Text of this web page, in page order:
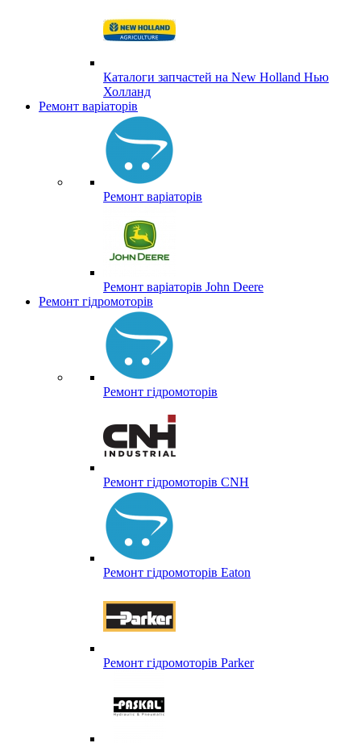
Каталоги запчастей на New Holland Нью
Холланд
Ремонт варіаторів
Ремонт варіаторів
Ремонт варіаторів John Deere
Ремонт гідромоторів
Ремонт гідромоторів
Ремонт гідромоторів CNH
Ремонт гідромоторів Eaton
Ремонт гідромоторів Parker